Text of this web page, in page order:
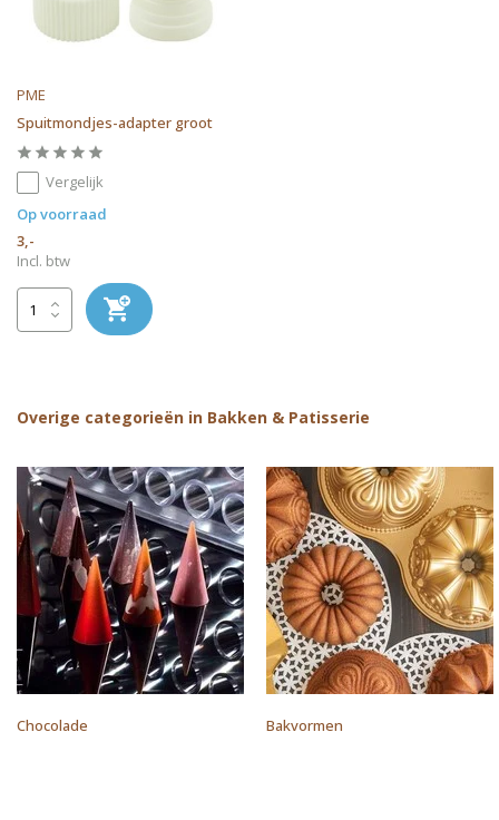
PME
Spuitmondjes-adapter groot
Vergelijk
Op voorraad
3,-
Incl. btw
Overige categorieën in Bakken & Patisserie
Chocolade Bakvormen